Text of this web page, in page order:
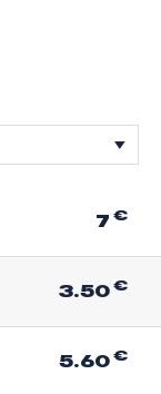
7 €
3.50€
5.60€